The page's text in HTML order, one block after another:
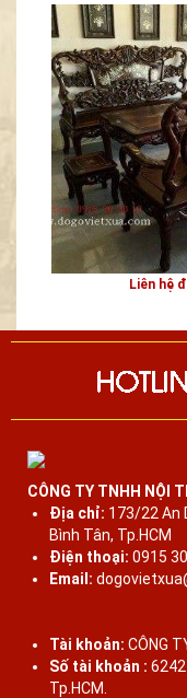
Liên hệ
CẨN ỐC ĐẸP
Liên hệ
BÀN GHẾ TRƯỜNG
CÔNG TY TNHH NỘI
Địa chỉ: 173/22 An
Bình Tân, Tp.HCM
Điện thoại: 0915
Email:
Tài khoản: CÔNG
Số tài khoản : 6242
Tp.HCM.